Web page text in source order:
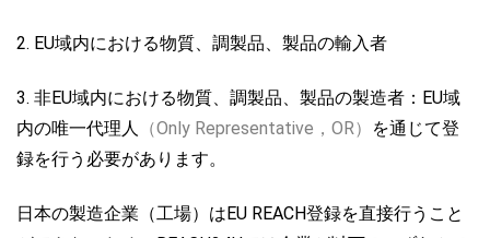
2. EU域内における物質、調製品、製品の輸入者
3. 非EU域内における物質、調製品、製品の製造者：EU域
内の唯一代理人
（Only Representative，OR）
を通じて登
録を行う必要があります。
日本の製造企業（工場）はEU REACH登録を直接行うこと